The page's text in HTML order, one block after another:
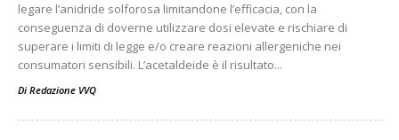
legare l’anidride solforosa limitandone l’efficacia, con la
conseguenza di doverne utilizzare dosi elevate e rischiare di
superare i limiti di legge e/o creare reazioni allergeniche nei
consumatori sensibili. L’acetaldeide è il risultato...
Di Redazione VVQ